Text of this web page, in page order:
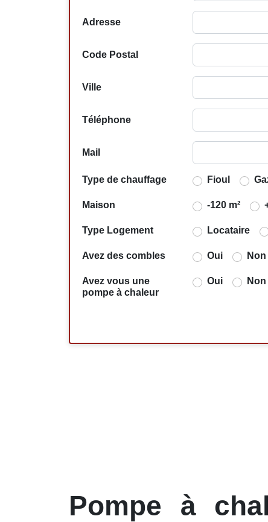
Adresse
Code Postal
Ville
Téléphone
Mail
Type de chauffage Fioul
Maison -120 m²
Type Logement Locataire
Avez des combles Oui Non
Avez vous une
pompe à chaleur
Oui Non
Pompe à